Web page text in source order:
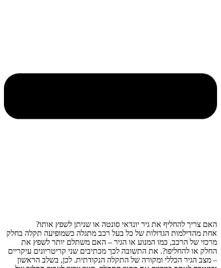
האם צריך להחליף את גיר יונדאי סונטה או שניתן לשפץ אותו?
אחת מהדילמות הגדולות של כל בעל רכב מתגלה כשמופיעה תקלה בחלק
מרכזי של הרכב, כמו המנוע או הגיר – האם משתלם יותר לשפץ את
החלק או להחליפו?. את התשובה לכך מכתיבים שני קריטריונים עיקריים
– מצב הגיר הכללי ומקורה של התקלה הנקודתית. לכן, בשלב הראשון